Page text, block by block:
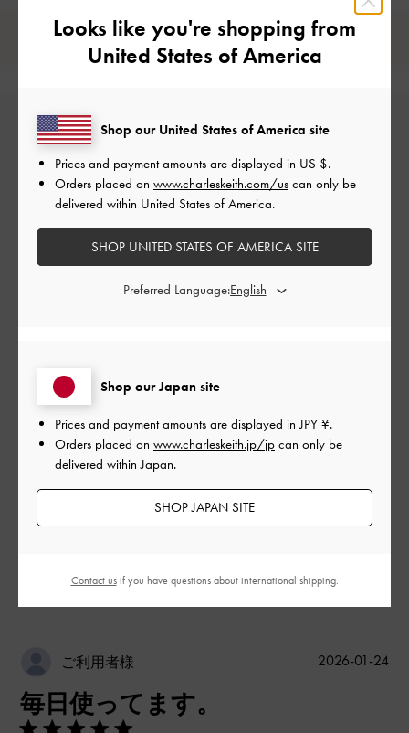
レビューは購入した方のみ投稿ができます。
カスタマーレビュー
5
レビューを書く
並べ替え:
ご利用者様
毎日使ってます。
公
2026-01-24
Looks like you're shopping from
United States of America
Shop our Japan site
Prices and payment amounts are displayed inJPY ¥.
Orders placed on www.charleskeith.jp/jp can only be
delivered within Japan.
SHOP JAPAN SITE
Shop our United States of America site
Prices and payment amounts are displayed in US $.
Orders placed on www.charleskeith.com/us can only be
delivered within United States of America.
SHOP UNITED STATES OF AMERICA SITE
Preferred Language:
Contact usif you have questions about international shipping.